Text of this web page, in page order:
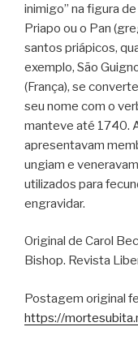
inimigo” na figura
Priapo ou o Pan
santos priápicos,
exemplo, São
(França), se
seu nome com o
manteve até 1740.
apresentavam
ungiam e
utilizados para
engravidar.
Original de Carol
Bishop. Revista
Postagem original
https://